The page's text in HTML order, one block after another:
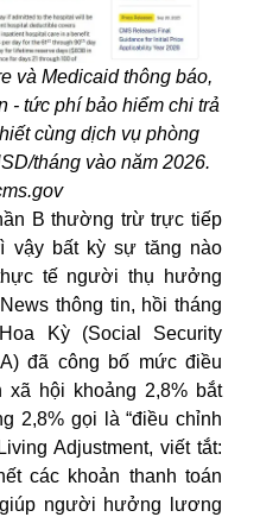
và Medicaid thông báo,
- tức phí bảo hiểm chi trả
cùng dịch vụ phòng
tháng vào năm 2026.
B thường trừ trực tiếp
vậy bất kỳ sự tăng nào
tế người thụ hưởng
thông tin, hồi tháng
Kỳ (Social Security
đã công bố mức điều
hội khoảng 2,8% bắt
2,8% gọi là “điều chỉnh
Adjustment, viết tắt:
các khoản thanh toán
người hưởng lương